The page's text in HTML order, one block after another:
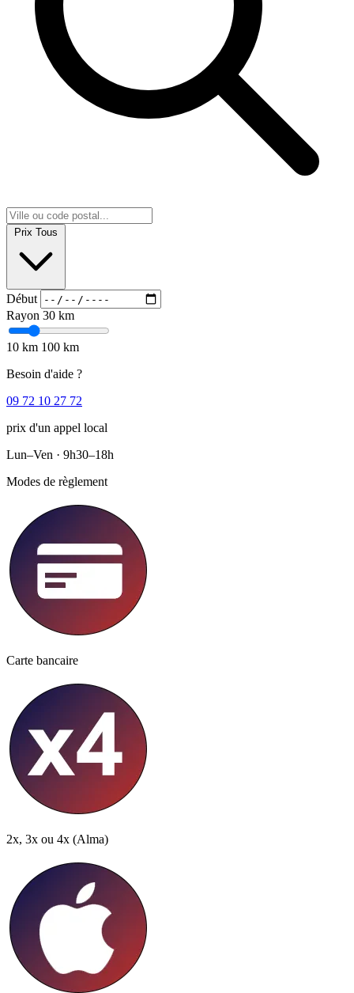
Prix Tous
Début
Rayon 30 km
10 km 100 km
Besoin d'aide ?
09 72 10 27 72
prix d'un appel local
Lun–Ven · 9h30–18h
Modes de règlement
Carte bancaire
2x, 3x ou 4x (Alma)